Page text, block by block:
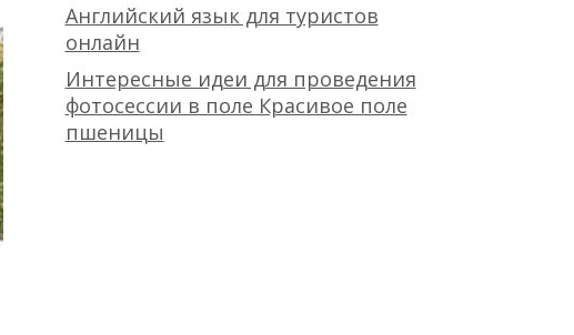
Английский язык для туристов
онлайн
Интересные идеи для проведения
фотосессии в поле Красивое поле
пшеницы